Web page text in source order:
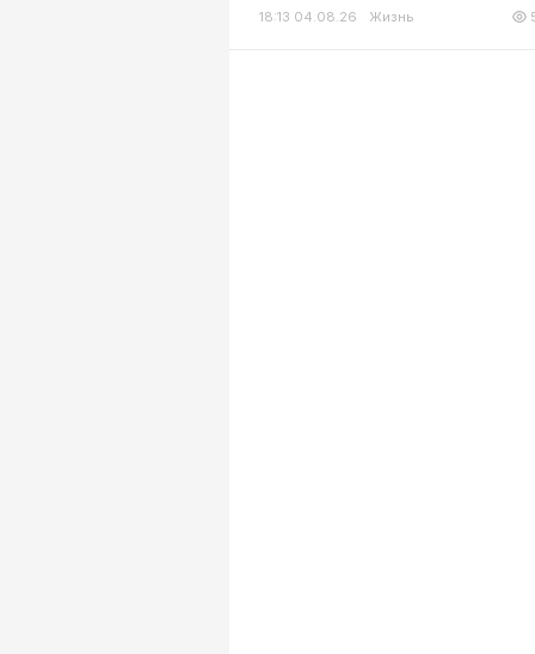
18:13 04.08.26 Жизнь